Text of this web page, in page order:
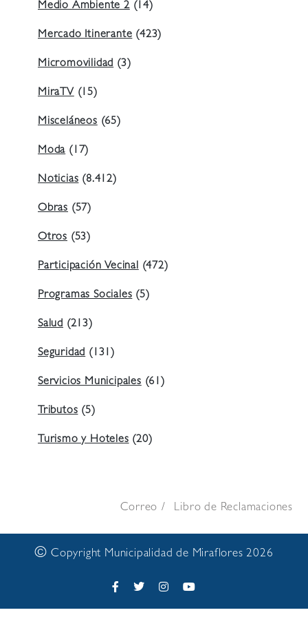
Medio Ambiente 2(14)
Mercado Itinerante(423)
Micromovilidad(3)
MiraTV(15)
Misceláneos(65)
Moda(17)
Noticias(8.412)
Obras (57)
Otros (53)
Participación Vecinal(472)
Programas Sociales(5)
Salud (213)
Seguridad(131)
Servicios Municipales(61)
Tributos(5)
Turismo y Hoteles(20)
Correo Libro de Reclamaciones
© Copyright Municipalidad de Miraflores 2026